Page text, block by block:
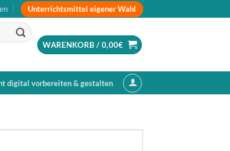
Unterrichtsmittel eigener Wahl
WARENKORB / 0,00€
digital vorbereiten & gestalten